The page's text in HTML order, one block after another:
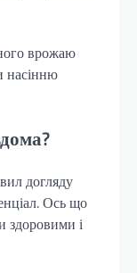
врожаю
насінню
догляду
Ось що
здоровими і